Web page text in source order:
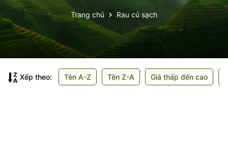
Trang chủ Rau củ sạch
Xếp theo: Tên A-Z Tên Z-A Giá thấp đến cao